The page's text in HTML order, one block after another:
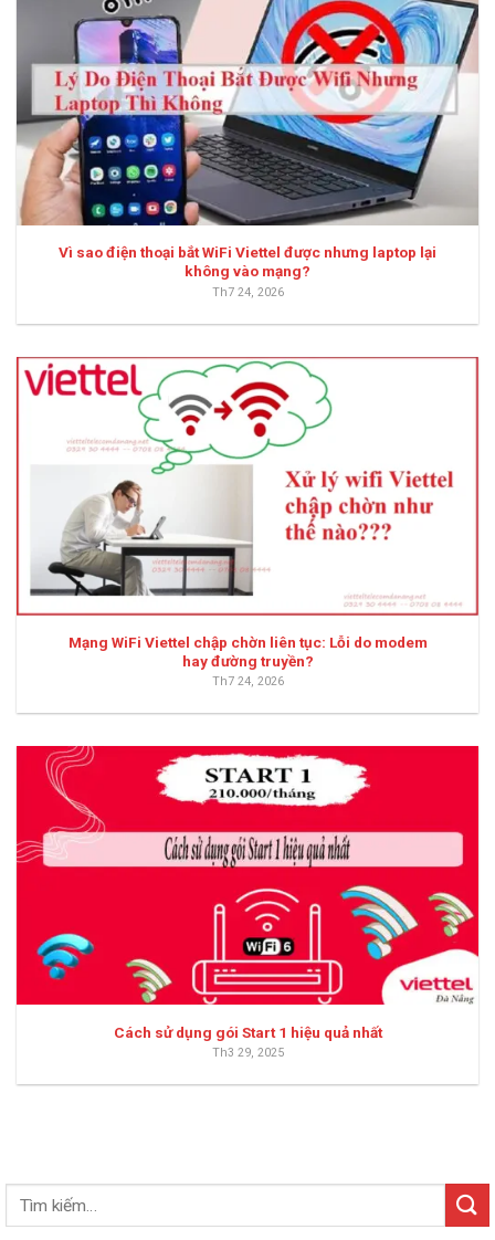
Vì sao điện thoại bắt WiFi Viettel được nhưng laptop lại
không vào mạng?
Th7 24, 2026
Mạng WiFi Viettel chập chờn liên tục: Lỗi do modem
hay đường truyền?
Th7 24, 2026
Cách sử dụng gói Start 1 hiệu quả nhất
Th3 29, 2025